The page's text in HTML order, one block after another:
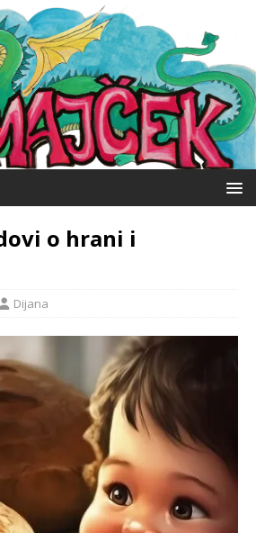
o hrani i
Dijana